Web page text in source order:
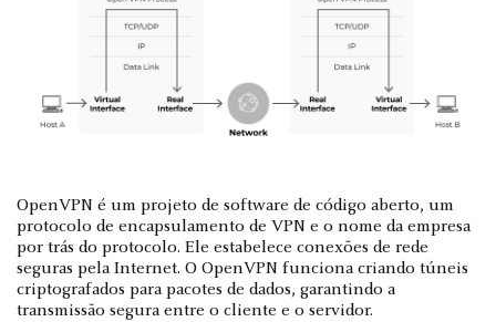
OpenVPN é um projeto de software de código aberto, um
protocolo de encapsulamento de VPN e o nome da empresa
por trás do protocolo. Ele estabelece conexões de rede
seguras pela Internet. O OpenVPN funciona criando túneis
criptografados para pacotes de dados, garantindo a
transmissão segura entre o cliente e o servidor.